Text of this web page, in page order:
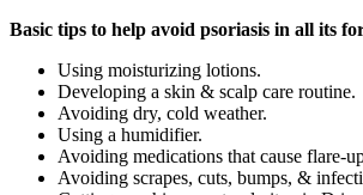
Basic tips to help avoid psoriasis in all its
Using moisturizing lotions.
Developing a skin & scalp care routine.
Avoiding dry, cold weather.
Using a humidifier.
Avoiding medications that cause flare-
Avoiding scrapes, cuts, bumps, &